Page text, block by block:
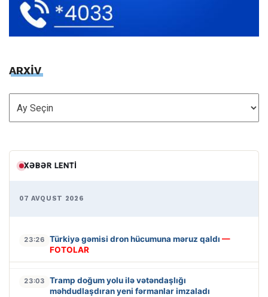
ARXİV
ARXİV
XƏBƏR LENTI
07 AVQUST 2026
23:26 Türkiyə gəmisi dron hücumuna məruz qaldı —
FOTOLAR
23:03
Tramp doğum yolu ilə vətəndaşlığı
məhdudlaşdıran yeni fərmanlar imzaladı